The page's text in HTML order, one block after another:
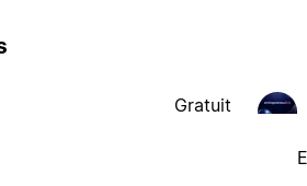
Gratuit